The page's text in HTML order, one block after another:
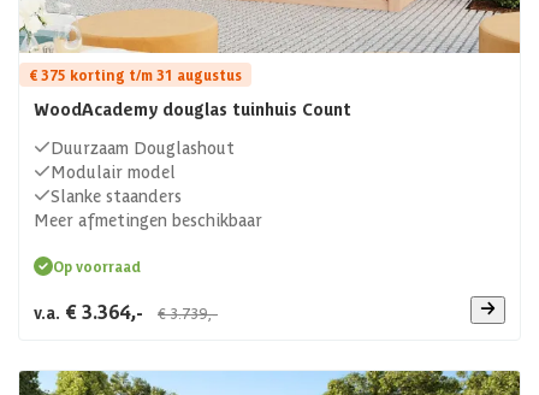
€ 375 korting t/m 31 augustus
WoodAcademy douglas tuinhuis Count
Duurzaam Douglashout
Modulair model
Slanke staanders
Meer afmetingen beschikbaar
Op voorraad
v.a. € 3.364,- € 3.739,-